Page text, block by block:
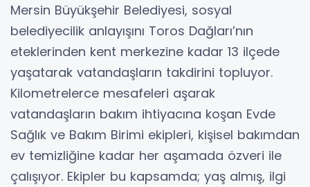
Mersin Büyükşehir Belediyesi, sosyal
belediyecilik anlayışını Toros Dağları’nın
eteklerinden kent merkezine kadar 13 ilçede
yaşatarak vatandaşların takdirini topluyor.
Kilometrelerce mesafeleri aşarak
vatandaşların bakım ihtiyacına koşan Evde
Sağlık ve Bakım Birimi ekipleri, kişisel bakımdan
ev temizliğine kadar her aşamada özveri ile
çalışıyor. Ekipler bu kapsamda; yaş almış, ilgi